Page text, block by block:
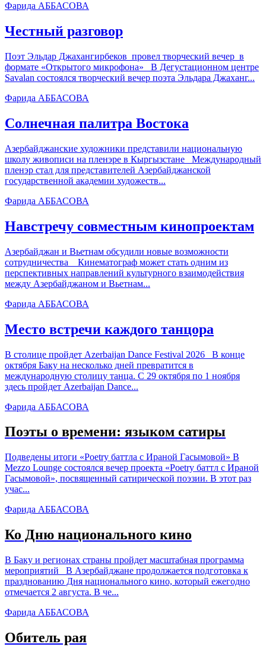
Фарида АББАСОВА
Честный разговор
Поэт Эльдар Джахангирбеков провел творческий вечер в
формате «Открытого микрофона» В Дегустационном центре
Savalan состоялся творческий вечер поэта Эльдара Джаханг...
Фарида АББАСОВА
Солнечная палитра Востока
Азербайджанские художники представили национальную
школу живописи на пленэре в Кыргызстане Международный
пленэр стал для представителей Азербайджанской
государственной академии художеств...
Фарида АББАСОВА
Навстречу совместным кинопроектам
Азербайджан и Вьетнам обсудили новые возможности
сотрудничества Кинематограф может стать одним из
перспективных направлений культурного взаимодействия
между Азербайджаном и Вьетнам...
Фарида АББАСОВА
Место встречи каждого танцора
В столице пройдет Azerbaijan Dance Festival 2026 В конце
октября Баку на несколько дней превратится в
международную столицу танца. С 29 октября по 1 ноября
здесь пройдет Azerbaijan Dance...
Фарида АББАСОВА
Поэты о времени: языком сатиры
Подведены итоги «Poetry баттла с Ираной Гасымовой» В
Mezzo Lounge состоялся вечер проекта «Poetry баттл с Ираной
Гасымовой», посвященный сатирической поэзии. В этот раз
учас...
Фарида АББАСОВА
Ко Дню национального кино
В Баку и регионах страны пройдет масштабная программа
мероприятий В Азербайджане продолжается подготовка к
празднованию Дня национального кино, который ежегодно
отмечается 2 августа. В че...
Фарида АББАСОВА
Обитель рая